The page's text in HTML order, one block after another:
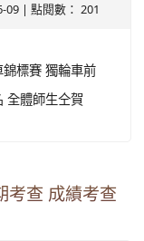
09 | 點閱數： 201
標賽 獨輪車前
全體師生仝賀
考查 成績考查